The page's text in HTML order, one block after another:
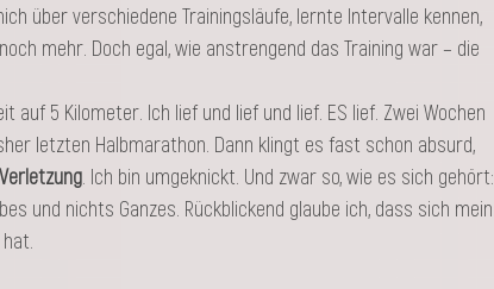
über verschiedene Trainingsläufe, lernte Intervalle kennen,
mehr. Doch egal, wie anstrengend das Training war – die
auf 5 Kilometer. Ich lief und lief und lief. ES lief. Zwei Wochen
letzten Halbmarathon. Dann klingt es fast schon absurd,
. Ich bin umgeknickt. Und zwar so, wie es sich gehört:
und nichts Ganzes. Rückblickend glaube ich, dass sich mein